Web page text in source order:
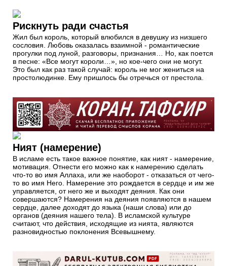
Рискнуть ради счастья
Жил был король, который влюбился в девушку из низшего
сословия. Любовь оказалась взаимной - романтические
прогулки под луной, разговоры, признания… Но, как поется
в песне: «Все могут короли…», но кое-чего они не могут.
Это был как раз такой случай: король не мог жениться на
простолюдинке. Ему пришлось бы отречься от престола.
Ният (намерение)
В исламе есть такое важное понятие, как ният - намерение,
мотивация. Отнести его можно как к намерению сделать
что-то во имя Аллаха, или же наоборот - отказаться от чего-
то во имя Него. Намерение это рождается в сердце и им же
управляется, от него же и выходят деяния. Как они
совершаются? Намерения на деяния появляются в нашем
сердце, далее доходят до языка (наши слова) или до
органов (деяния нашего тела). В исламской культуре
считают, что действия, исходящие из нията, являются
разновидностью поклонения Всевышнему.